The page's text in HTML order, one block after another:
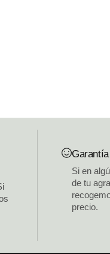
Si en
de tu
precio.